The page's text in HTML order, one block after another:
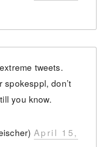
tweets.
spokesppl, don’t
you know.
April 15,